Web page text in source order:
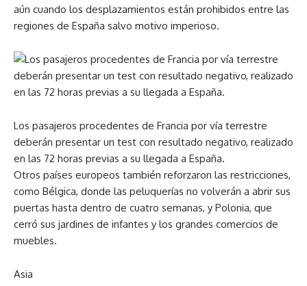
aún cuando los desplazamientos están prohibidos entre las
regiones de España salvo motivo imperioso.
Los pasajeros procedentes de Francia por vía terrestre
deberán presentar un test con resultado negativo, realizado
en las 72 horas previas a su llegada a España.
Otros países europeos también reforzaron las restricciones,
como Bélgica, donde las peluquerías no volverán a abrir sus
puertas hasta dentro de cuatro semanas, y Polonia, que
cerró sus jardines de infantes y los grandes comercios de
muebles.
Asia